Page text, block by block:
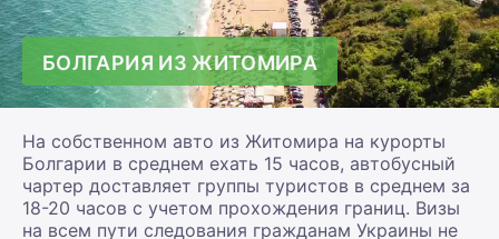
БОЛГАРИЯ ИЗ ЖИТОМИРА
На собственном авто из Житомира на курорты
Болгарии в среднем ехать 15 часов, автобусный
чартер доставляет группы туристов в среднем за
18-20 часов с учетом прохождения границ. Визы
на всем пути следования гражданам Украины не